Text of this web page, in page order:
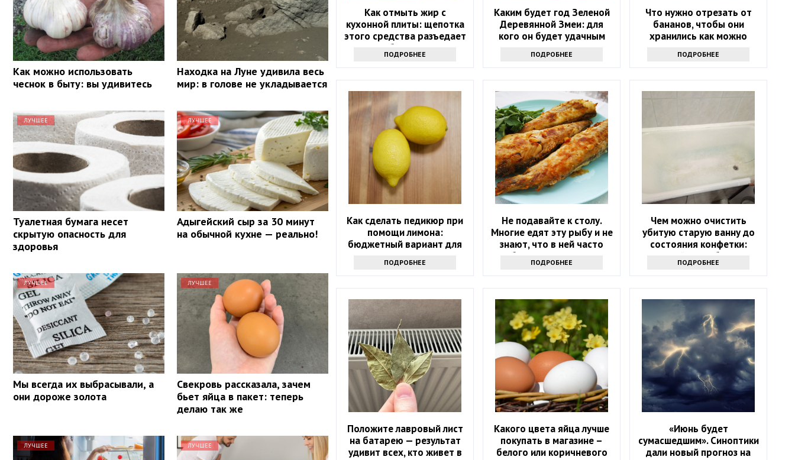
Как можно использовать
чеснок в быту: вы удивитесь
Находка на Луне удивила весь
мир: в голове не укладывается
ЛУЧШЕЕ
Туалетная бумага несет
скрытую опасность для
здоровья
ЛУЧШЕЕ
Адыгейский сыр за 30 минут
на обычной кухне — реально!
ЛУЧШЕЕ
Мы всегда их выбрасывали, а
они дороже золота
ЛУЧШЕЕ
Свекровь рассказала, зачем
бьет яйца в пакет: теперь
делаю так же
ЛУЧШЕЕ ЛУЧШЕЕ
Как отмыть жир с
кухонной плиты: щепотка
этого средства разъедает
любую грязь
ПОДРОБНЕЕ
Каким будет год Зеленой
Деревянной Змеи: для
кого он будет удачным
ПОДРОБНЕЕ
Что нужно отрезать от
бананов, чтобы они
хранились как можно
маленькая хитрость
ПОДРОБНЕЕ
Как сделать педикюр при
помощи лимона:
бюджетный вариант для
ПОДРОБНЕЕ
Не подавайте к столу.
Многие едят эту рыбу и не
знают, что в ней часто
бывают паразиты
ПОДРОБНЕЕ
Чем можно очистить
убитую старую ванну до
состояния конфетки:
дешевый способ спасти
санузел
ПОДРОБНЕЕ
Положите лавровый лист
на батарею — результат
удивит всех, кто живет в
Какого цвета яйца лучше
покупать в магазине –
белого или коричневого
«Июнь будет
сумасшедшим». Синоптики
дали новый прогноз на